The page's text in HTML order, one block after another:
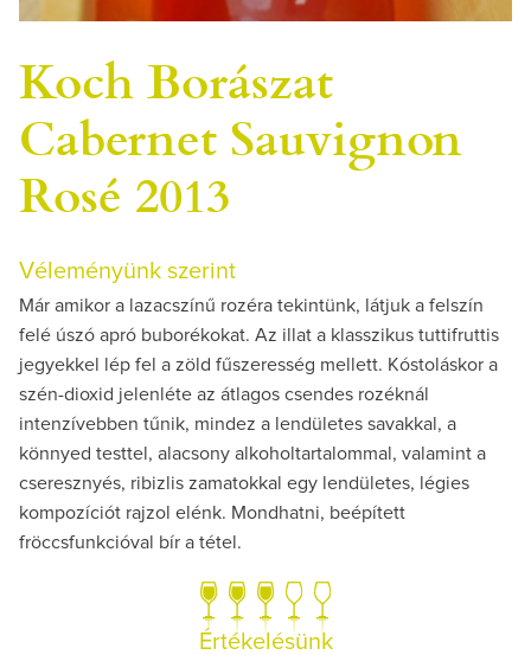
Koch Borászat
Cabernet Sauvignon
Rosé 2013
Véleményünk szerint
Már amikor a lazacszínű rozéra tekintünk, látjuk a felszín
felé úszó apró buborékokat. Az illat a klasszikus tuttifruttis
jegyekkel lép fel a zöld fűszeresség mellett. Kóstoláskor a
szén-dioxid jelenléte az átlagos csendes rozéknál
intenzívebben tűnik, mindez a lendületes savakkal, a
könnyed testtel, alacsony alkoholtartalommal, valamint a
cseresznyés, ribizlis zamatokkal egy lendületes, légies
kompozíciót rajzol elénk. Mondhatni, beépített
fröccsfunkcióval bír a tétel.
Értékelésünk